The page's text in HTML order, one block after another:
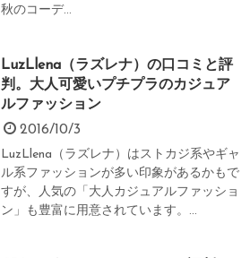
秋のコーデ...
LuzLlena（ラズレナ）の口コミと評
判。大人可愛いプチプラのカジュア
ルファッション
2016/10/3
LuzLlena（ラズレナ）はストカジ系やギャ
ル系ファッションが多い印象があるかもで
すが、人気の「大人カジュアルファッショ
ン」も豊富に用意されています。...